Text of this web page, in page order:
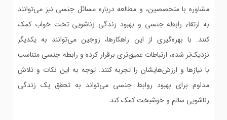
مشاوره با متخصصین، و مطالعه درباره مسائل جنسی نیز می‌توانند
به ارتقاء رابطه جنسی و بهبود زندگی زناشویی تخت خواب کمک
کنند. با بهره‌گیری از این راهکارها، زوجین می‌توانند به یکدیگر
نزدیک‌تر شده، ارتباطات عمیق‌تری برقرار کرده و رابطه جنسی متناسب
با نیازها و ارزش‌هایشان را تجربه کنند. توجه به این نکات و تلاش
مداوم برای بهبود روابط جنسی می‌تواند به تحقق یک زندگی
زناشویی سالم و خوشبخت کمک کند.